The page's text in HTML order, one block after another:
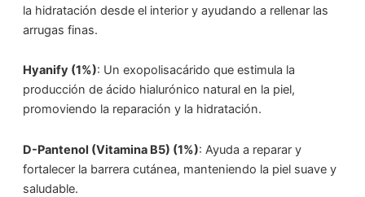
la hidratación desde el interior y ayudando a rellenar las
arrugas finas.
Hyanify (1%): Un exopolisacárido que estimula la
producción de ácido hialurónico natural en la piel,
promoviendo la reparación y la hidratación.
D-Pantenol (Vitamina B5) (1%): Ayuda a reparar y
fortalecer la barrera cutánea, manteniendo la piel suave y
saludable.